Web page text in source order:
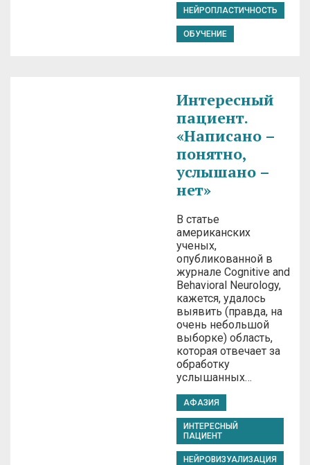
НЕЙРОПЛАСТИЧНОСТЬ
ОБУЧЕНИЕ
Интересный
пациент.
«Написано –
понятно,
услышано –
нет»
В статье
американских
ученых,
опубликованной в
журнале Cognitive and
Behavioral Neurology,
кажется, удалось
выявить (правда, на
очень небольшой
выборке) область,
которая отвечает за
обработку
услышанных…
АФАЗИЯ
ИНТЕРЕСНЫЙ
ПАЦИЕНТ
НЕЙРОВИЗУАЛИЗАЦИЯ